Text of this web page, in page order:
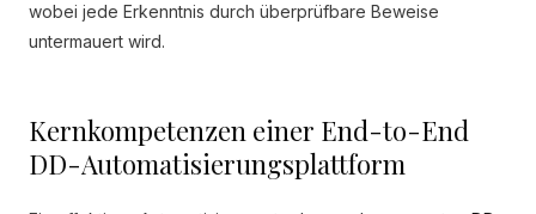
wobei jede Erkenntnis durch überprüfbare Beweise
untermauert wird.
Kernkompetenzen einer End-to-End
DD-Automatisierungsplattform